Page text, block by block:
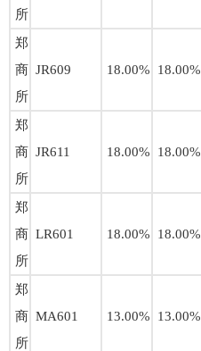
所
郑
商
所
JR609 18.00% 18.00%
郑
商
所
JR611 18.00% 18.00%
郑
商
所
LR601 18.00% 18.00%
郑
商
所
MA601 13.00% 13.00%